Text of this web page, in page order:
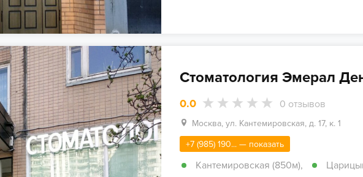
Стоматология Эмерал
0.0 0 отзывов
Москва, ул. Кантемировская, д. 17, к. 1
+7 (985) 190... — показать
Кантемировская (850м),